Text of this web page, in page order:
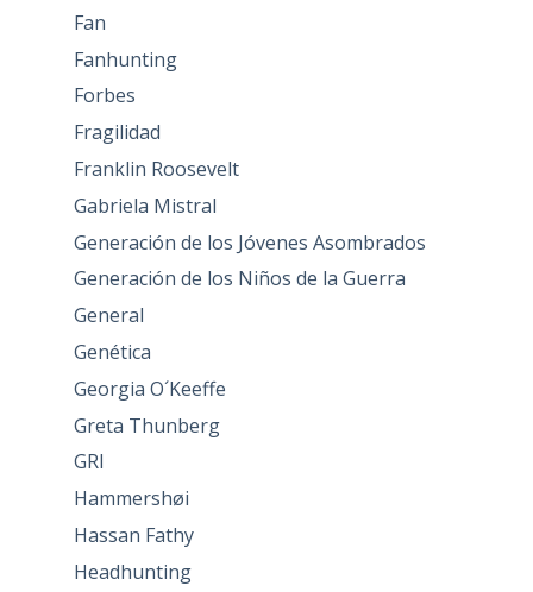
Fan
Fanhunting
Forbes
Fragilidad
Franklin Roosevelt
Gabriela Mistral
Generación de los Jóvenes Asombrados
Generación de los Niños de la Guerra
General
Genética
Georgia O´Keeffe
Greta Thunberg
GRI
Hammershøi
Hassan Fathy
Headhunting